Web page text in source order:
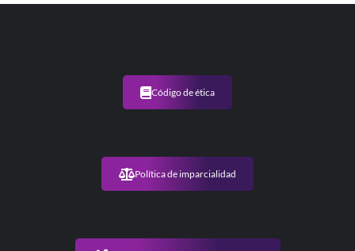
Código de ética
Política de imparcialidad